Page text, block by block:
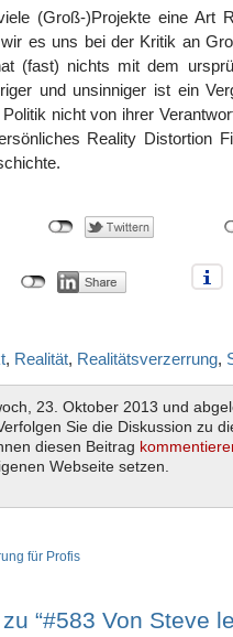
(Groß-)Projekte eine Art
es uns bei der Kritik an
(fast) nichts mit dem
und unsinniger ist ein
nicht von ihrer
Reality Distortion
, Realität, Realitätsverzerrung,
23. Oktober 2013 und
Verfolgen Sie die Diskussion zu
diesen Beitrag
Webseite setzen.
für Profis
“#583 Von Steve